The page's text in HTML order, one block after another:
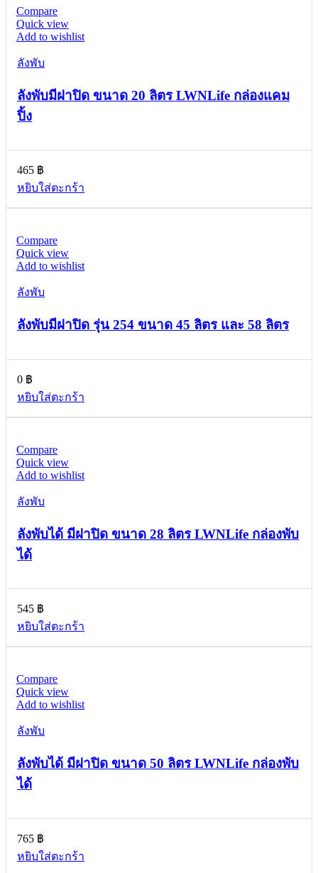
Compare
Quick view
Add to wishlist
ลังพับ
ลังพับมีฝาปิด ขนาด 20 ลิตร LWNLife กล่องแคม
ปิ้ง
465 ฿
หยิบใส่ตะกร้า
Compare
Quick view
Add to wishlist
ลังพับ
ลังพับมีฝาปิด รุ่น 254 ขนาด 45 ลิตร และ 58 ลิตร
0 ฿
หยิบใส่ตะกร้า
Compare
Quick view
Add to wishlist
ลังพับ
ลังพับได้ มีฝาปิด ขนาด 28 ลิตร LWNLife กล่องพับ
ได้
545 ฿
หยิบใส่ตะกร้า
Compare
Quick view
Add to wishlist
ลังพับ
ลังพับได้ มีฝาปิด ขนาด 50 ลิตร LWNLife กล่องพับ
ได้
765 ฿
หยิบใส่ตะกร้า